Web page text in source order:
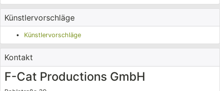
Künstlervorschläge
Künstlervorschläge
Kontakt
F-Cat Productions GmbH